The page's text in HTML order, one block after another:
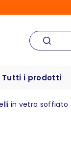
Tutti i prodotti
in vetro soffiato